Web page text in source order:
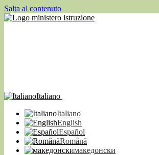
Salta al contenuto
Italiano
Italiano
English
Español
Română
македонски